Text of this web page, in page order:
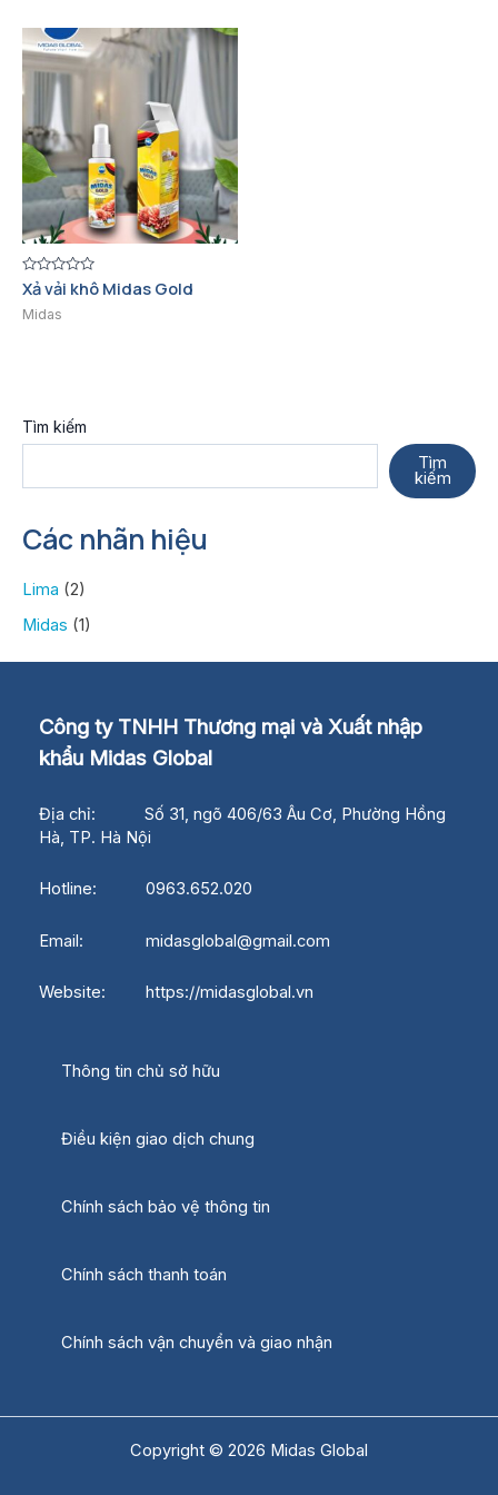
Được
xếp
hạng
0
Xả vải khô Midas Gold
Midas
Tìm kiếm
Tìm
kiếm
Các nhãn hiệu
Lima (2)
Midas (1)
Công ty TNHH Thương mại và Xuất nhập
khẩu Midas Global
Địa chỉ: Số 31, ngõ 406/63 Âu Cơ, Phường Hồng
Hà, TP. Hà Nội
Hotline: 0963.652.020
Email: midasglobal@gmail.com
Website: https://midasglobal.vn
Thông tin chủ sở hữu
Điều kiện giao dịch chung
Chính sách bảo vệ thông tin
Chính sách thanh toán
Chính sách vận chuyển và giao nhận
Copyright © 2026 Midas Global